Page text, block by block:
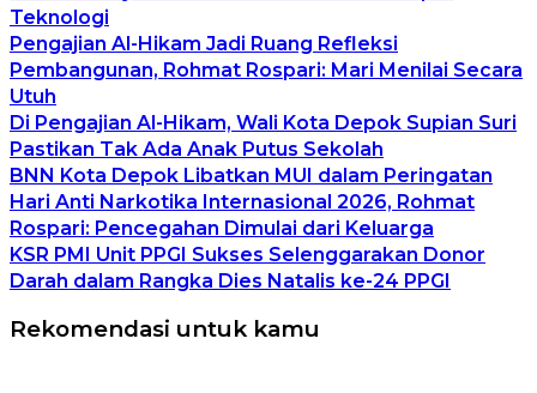
Teknologi
Pengajian Al-Hikam Jadi Ruang Refleksi
Pembangunan, Rohmat Rospari: Mari Menilai Secara
Utuh
Di Pengajian Al-Hikam, Wali Kota Depok Supian Suri
Pastikan Tak Ada Anak Putus Sekolah
BNN Kota Depok Libatkan MUI dalam Peringatan
Hari Anti Narkotika Internasional 2026, Rohmat
Rospari: Pencegahan Dimulai dari Keluarga
KSR PMI Unit PPGI Sukses Selenggarakan Donor
Darah dalam Rangka Dies Natalis ke-24 PPGI
Rekomendasi untuk kamu